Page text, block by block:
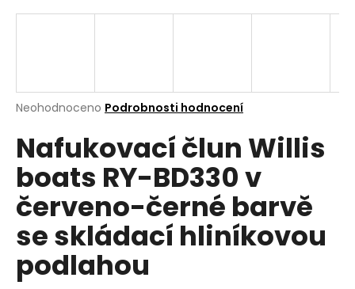
Průměrné
produktu
je
0,0
5
hvězdiček.
Neohodnoceno Podrobnosti hodnocení
Nafukovací člun Willis
boats RY-BD330 v
červeno-černé barvě
se skládací hliníkovou
podlahou
a
?
Hledat
D
o